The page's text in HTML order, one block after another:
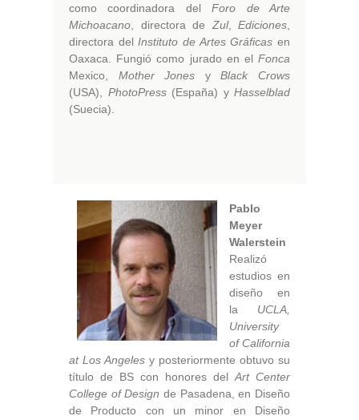
como coordinadora delForo de Arte
Michoacano , directora de Zul, Ediciones
directora del Instituto de Artes Gráficas en
Oaxaca. Fungió como jurado en el Fonca
Mexico, Mother Jones yBlack Crows
(USA), PhotoPress(España) y Hasselblad
(Suecia).
Pablo
Meyer
Walerstein
Realizó
estudios en
diseño en
la UCLA,
University
of California
at Los Angeles y posteriormente obtuvo su
título de BS con honores del Art Center
College of Design de Pasadena, en Diseño
de Producto con un minor en Diseño